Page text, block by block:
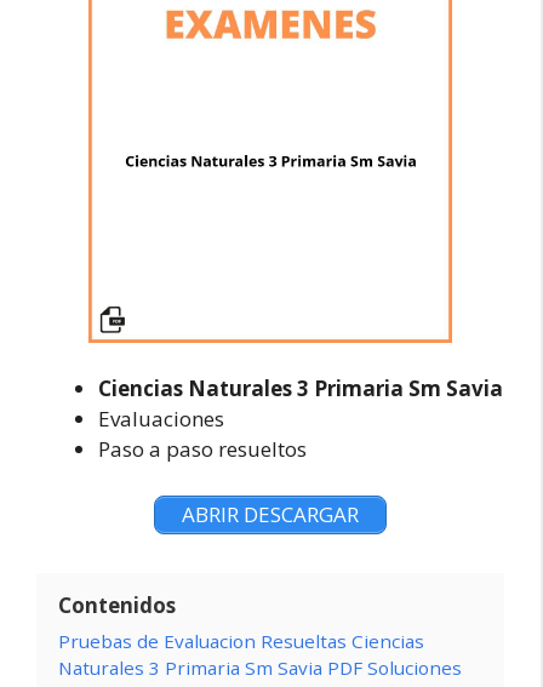
Ciencias Naturales 3 Primaria Sm Savia
Evaluaciones
Paso a paso resueltos
ABRIR DESCARGAR
Contenidos
Pruebas de Evaluacion Resueltas Ciencias
Naturales 3 Primaria Sm Savia PDF Soluciones